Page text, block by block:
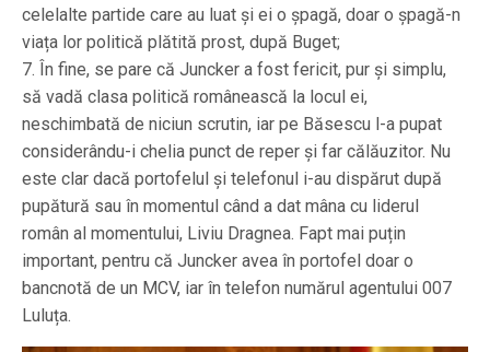
celelalte partide care au luat și ei o șpagă, doar o șpagă-n
viața lor politică plătită prost, după Buget;
7. În fine, se pare că Juncker a fost fericit, pur și simplu,
să vadă clasa politică românească la locul ei,
neschimbată de niciun scrutin, iar pe Băsescu l-a pupat
considerându-i chelia punct de reper și far călăuzitor. Nu
este clar dacă portofelul și telefonul i-au dispărut după
pupătură sau în momentul când a dat mâna cu liderul
român al momentului, Liviu Dragnea. Fapt mai puțin
important, pentru că Juncker avea în portofel doar o
bancnotă de un MCV, iar în telefon numărul agentului 007
Luluța.